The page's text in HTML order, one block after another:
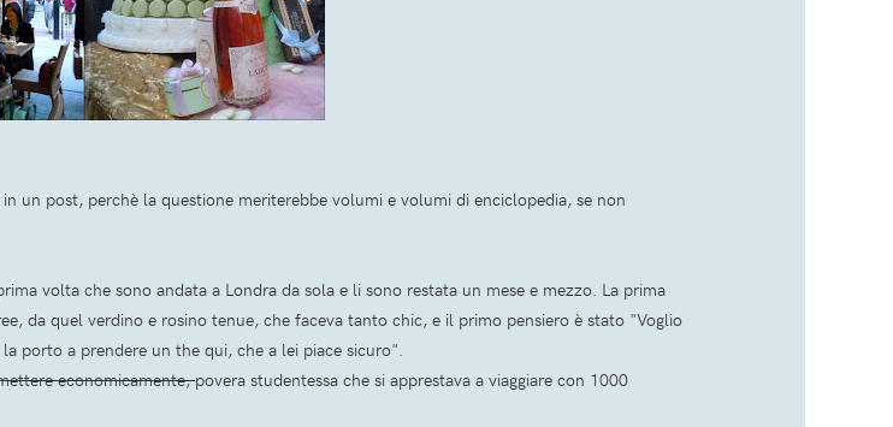
un post, perchè la questione meriterebbe volumi e volumi di enciclopedia, se non
volta che sono andata a Londra da sola e li sono restata un mese e mezzo. La prima
da quel verdino e rosino tenue, che faceva tanto chic, e il primo pensiero è stato "Voglio
porto a prendere un the qui, che a lei piace sicuro".
economicamente,povera studentessa che si apprestava a viaggiare con 1000